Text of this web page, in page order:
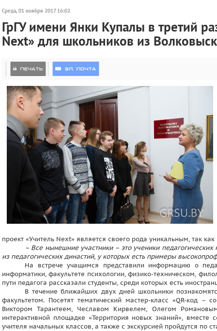
Среда, 01 ноября 2017 16:02
ГрГУ имени Янки Купалы в третий
Next» для школьников из
проект «Учитель Next» является своего рода уникальным, так
– Все нынешние участники – это ученики
из педагогических династий, у которых есть примеры
На встрече учащимся представили информацию о
информатики, факультете психологии, физико-техническом,
пути педагога рассказали студенты, среди которых есть
В течение ближайших двух дней школьники
факультетом. Посетят тематический мастер-класс «QR-код –
Виктором Тарантеем, Чеславом Кирвелем, Олегом
интерактивной площадке «Территория новых знаний»,
учителя начальных классов, а также с экскурсией пройдутся по